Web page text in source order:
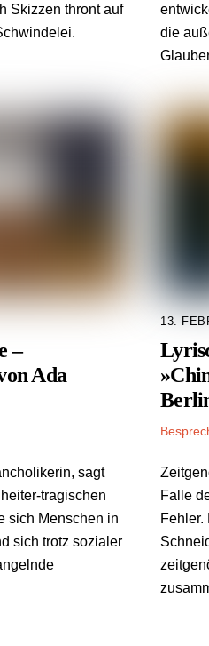
Skizzen thront auf
die
–
Ada
sagt
tragischen
sich Menschen in
sich trotz sozialer
13.
Falle